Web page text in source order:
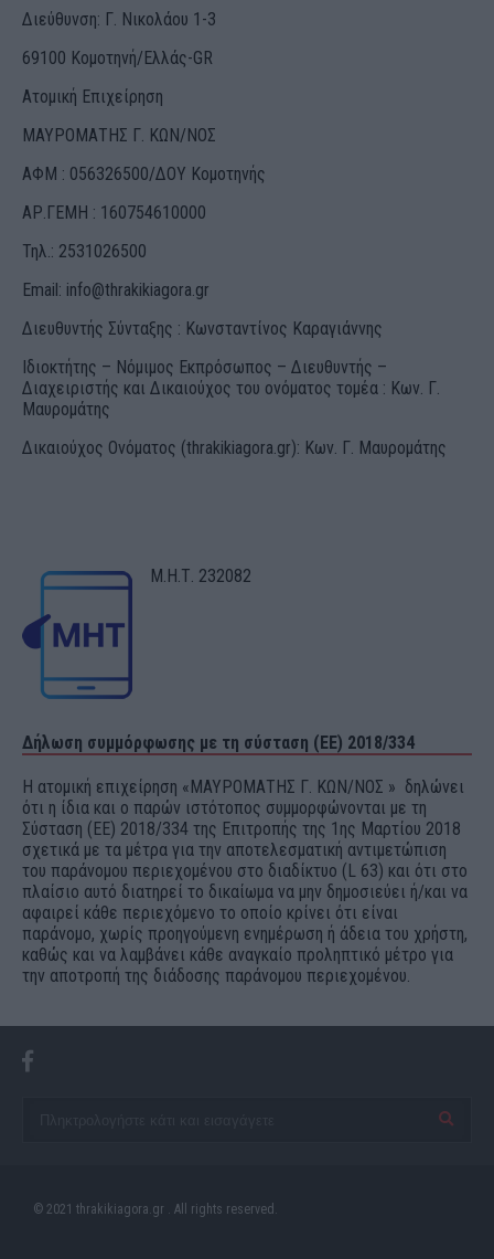
Διεύθυνση: Γ. Νικολάου 1-3
69100 Κομοτηνή/Ελλάς-GR
Ατομική Επιχείρηση
ΜΑΥΡΟΜΑΤΗΣ Γ. ΚΩΝ/ΝΟΣ
ΑΦΜ : 056326500/ΔOΥ Κομοτηνής
ΑΡ.ΓΕΜΗ : 160754610000
Τηλ.: 2531026500
Email: info@thrakikiagora.gr
Διευθυντής Σύνταξης : Κωνσταντίνος Καραγιάννης
Ιδιοκτήτης – Νόμιμος Εκπρόσωπος – Διευθυντής –
Διαχειριστής και Δικαιούχος του ονόματος τομέα : Κων. Γ.
Μαυρομάτης
Δικαιούχος Ονόματος (thrakikiagora.gr): Κων. Γ. Μαυρομάτης
Μ.Η.Τ. 232082
Δήλωση συμμόρφωσης με τη σύσταση (ΕΕ) 2018/334
Η ατομική επιχείρηση «ΜΑΥΡΟΜΑΤΗΣ Γ. ΚΩΝ/ΝΟΣ » δηλώνει
ότι η ίδια και ο παρών ιστότοπος συμμορφώνονται με τη
Σύσταση (ΕΕ) 2018/334 της Επιτροπής της 1ης Μαρτίου 2018
σχετικά με τα μέτρα για την αποτελεσματική αντιμετώπιση
του παράνομου περιεχομένου στο διαδίκτυο (L 63) και ότι στο
πλαίσιο αυτό διατηρεί το δικαίωμα να μην δημοσιεύει ή/και να
αφαιρεί κάθε περιεχόμενο το οποίο κρίνει ότι είναι
παράνομο, χωρίς προηγούμενη ενημέρωση ή άδεια του χρήστη,
καθώς και να λαμβάνει κάθε αναγκαίο προληπτικό μέτρο για
την αποτροπή της διάδοσης παράνομου περιεχομένου.
© 2021 thrakikiagora.gr . All rights reserved.